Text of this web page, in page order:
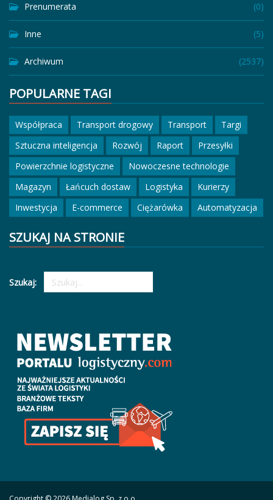
Prenumerata (0)
Inne (5)
Archiwum (2537)
POPULARNE TAGI
Współpraca Transport drogowy Transport
Targi
Sztuczna inteligencja
Rozwój Raport
Przesyłki
Powierzchnie logistyczne
Nowoczesne technologie
Magazyn
Łańcuch dostaw Logistyka
Kurierzy
Inwestycja
E-commerce Ciężarówka Automatyzacja
SZUKAJ NA STRONIE
Szukaj: